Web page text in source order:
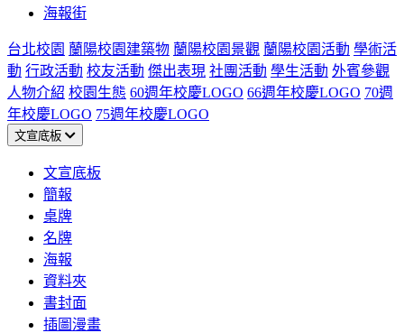
海報街
台北校園 蘭陽校園建築物 蘭陽校園景觀 蘭陽校園活動 學術活
動 行政活動 校友活動 傑出表現 社團活動 學生活動 外賓參觀
人物介紹 校園生態 60週年校慶LOGO 66週年校慶LOGO 70週
年校慶LOGO 75週年校慶LOGO
文宣底板
文宣底板
簡報
桌牌
名牌
海報
資料夾
書封面
插圖漫畫